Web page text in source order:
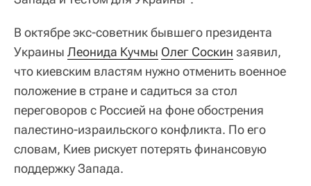
В октябре экс-советник бывшего президента
Украины Леонида Кучмы Олег Соскин заявил,
что киевским властям нужно отменить военное
положение в стране и садиться за стол
переговоров с Россией на фоне обострения
палестино-израильского конфликта. По его
словам, Киев рискует потерять финансовую
поддержку Запада.